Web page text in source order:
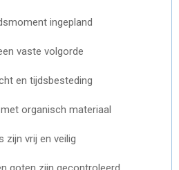
ingepland
vaste volgorde
en tijdsbesteding
organisch materiaal
zijn vrij en veilig